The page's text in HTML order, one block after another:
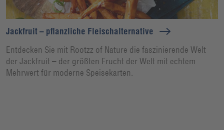
Jackfruit – pflanzliche Fleischalternative
Entdecken Sie mit Rootzz of Nature die faszinierende Welt
der Jackfruit – der größten Frucht der Welt mit echtem
Mehrwert für moderne Speisekarten.